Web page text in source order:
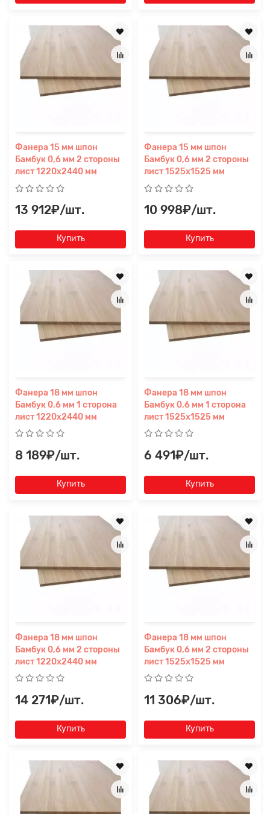
Фанера 15 мм шпон
Бамбук 0,6 мм 2 стороны
лист 1220х2440 мм
13 912₽/шт.
Купить
Фанера 15 мм шпон
Бамбук 0,6 мм 2 стороны
лист 1525х1525 мм
10 998₽/шт.
Купить
Фанера 18 мм шпон
Бамбук 0,6 мм 1 сторона
лист 1220х2440 мм
8 189₽/шт.
Купить
Фанера 18 мм шпон
Бамбук 0,6 мм 1 сторона
лист 1525х1525 мм
6 491₽/шт.
Купить
Фанера 18 мм шпон
Бамбук 0,6 мм 2 стороны
лист 1220х2440 мм
14 271₽/шт.
Купить
Фанера 18 мм шпон
Бамбук 0,6 мм 2 стороны
лист 1525х1525 мм
11 306₽/шт.
Купить